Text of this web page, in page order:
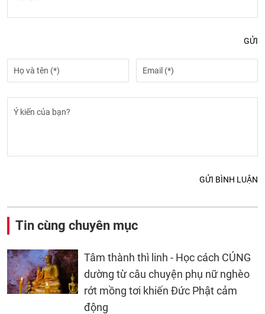
GỬI
GỬI BÌNH LUẬN
Tin cùng chuyên mục
Tâm thành thì linh - Học cách CÚNG
dường từ câu chuyện phụ nữ nghèo
rớt mồng tơi khiến Đức Phật cảm
động